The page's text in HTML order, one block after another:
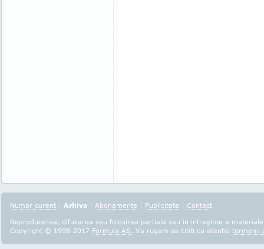
Numar curent | Arhiva | Abonamente | Publicitate | Contact
Reproducerea, difuzarea sau folosirea partiala sau in intregime a
Copyright © 1998-2017 Formula AS. Va rugam sa cititi cu atentie termenii